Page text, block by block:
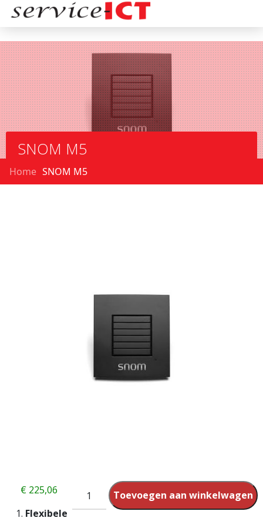
SNOM M5
Home SNOM M5
Toevoegen aan winkelwagen
€ 225,06
Flexibele